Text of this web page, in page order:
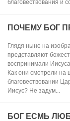
благовествования и
ПОЧЕМУ БОГ
Глядя ныне на
представляют
воспринимали
Как они смотрели на
благовествовании
Иисус? Не задум...
БОГ ЕСМЬ